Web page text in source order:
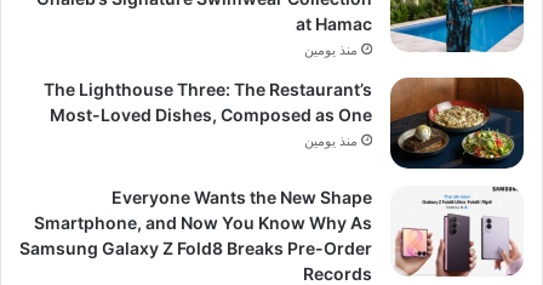
at Hamac
منذ يومين
The Lighthouse Three: The Restaurant’s
Most-Loved Dishes, Composed as One
منذ يومين
Everyone Wants the New Shape
Smartphone, and Now You Know Why As
Samsung Galaxy Z Fold8 Breaks Pre-Order
Records